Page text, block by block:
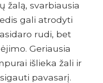
žalą, svarbiausia
gali atrodyti
rudi, bet
Geriausia
išlieka žali ir
pavasarį.